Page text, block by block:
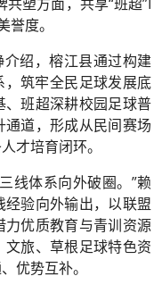
度。
绍，榕江县通过构建
，筑牢全民足球发展底
班超深耕校园足球普
道，形成从民间赛场
才培育闭环。
体系向外破圈。”赖
验向外输出，以联盟
优质教育与青训资源
旅、草根足球特色资
优势互补。